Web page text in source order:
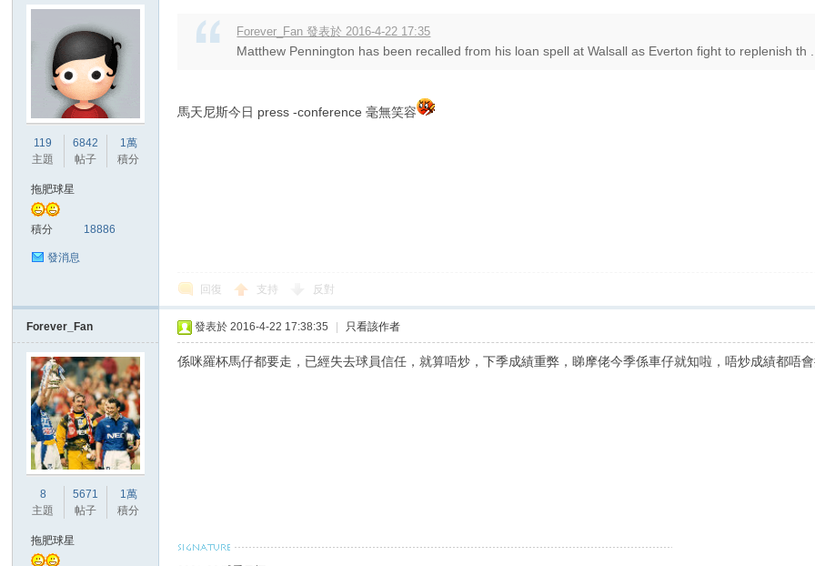
119
主題
6842
帖子
1萬
積分
拖肥球星
積分 18886
發消息
Forever_Fan 發表於 2016-4-22 17:35
Matthew Pennington has been recalled from his loan spell at Walsall as Everton fight to replenish th ...
馬天尼斯今日 press -conference 毫無笑容
回復 支持 反對
Forever_Fan
8
主題
5671
帖子
1萬
積分
拖肥球星
發表於 2016-4-22 17:38:35 只看該作者
係咪羅杯馬仔都要走，已經失去球員信任，就算唔炒，下季成績重弊，睇摩佬今季係車仔就知啦，唔炒成績都唔